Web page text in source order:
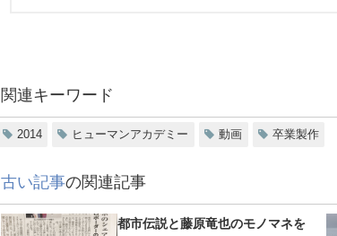
関連キーワード
2014 ヒューマンアカデミー 動画 卒業製作
古い記事の関連記事
都市伝説と藤原竜也のモノマネを